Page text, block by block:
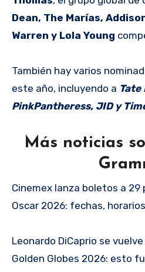
Dean, The Marías,
Warren y Lola Young
También hay varios
este año, incluyendo a Tate
PinkPantheress, JID y
Más noticias
Cinemex lanza boletos a 29
Oscar 2026: fechas,
Leonardo DiCaprio se
Golden Globes 2026: esto